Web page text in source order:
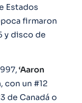
Estados
firmaron
y disco de
‘Aaron
con un #12
de Canadá o